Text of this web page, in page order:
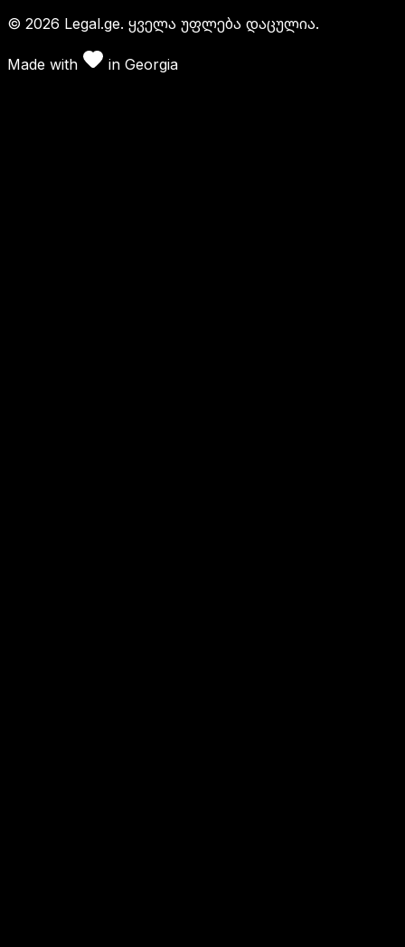
© 2026 Legal.ge. ყველა უფლება დაცულია.
Made with in Georgia